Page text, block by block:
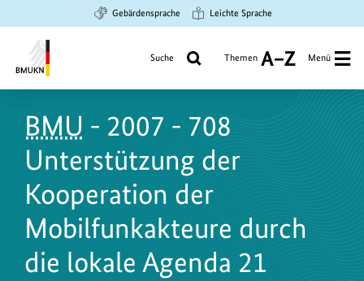
Hauptinhalt
springen
Suche
springen
Hauptnavigation
springen
Gebärdensprache Leichte Sprache
Umwelt,
Klimaschutz,
Naturschutz
und
nukleare
Sicherheit
Suche Themen
A
Z
Menü
BMU - 2007 - 708
Unterstützung der
Kooperation der
Mobilfunkakteure durch
die lokale Agenda 21